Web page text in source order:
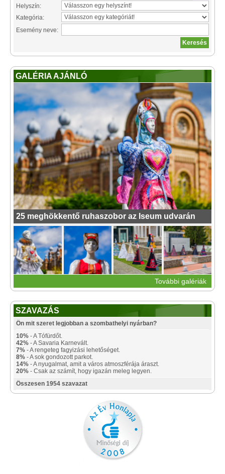
Helyszín:
Kategória:
Esemény neve:
GALÉRIA AJÁNLÓ
25 meghökkentő ruhaszobor az Iseum udvarán
További galériák
SZAVAZÁS
Ön mit szeret legjobban a szombathelyi nyárban?
10% - A Tófürdőt.
42% - A Savaria Karnevált.
7% - A rengeteg fagyizási lehetőséget.
8% - A sok gondozott parkot.
14% - A nyugalmat, amit a város atmoszférája áraszt.
20% - Csak az számít, hogy igazán meleg legyen.
Összesen 1954 szavazat